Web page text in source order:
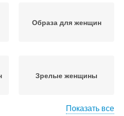
Образа для женщин
Зрелые женщины
Показать все